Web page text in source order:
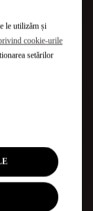
le utilizăm și
cookie-urile
setărilor